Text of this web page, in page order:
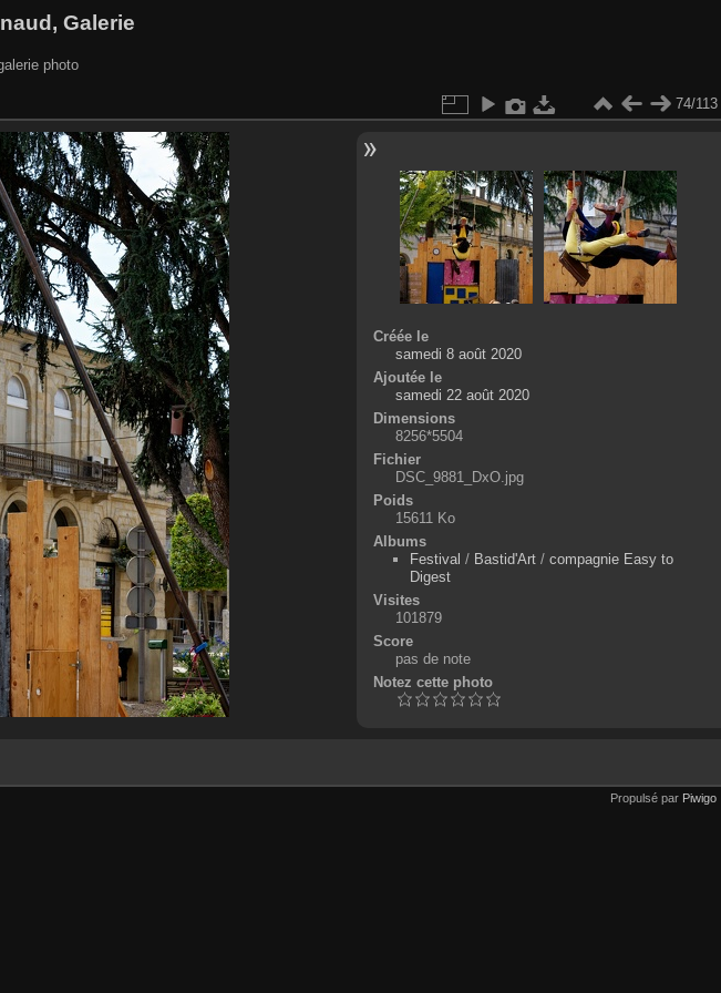
Galerie
photo
74/113
Créée le
samedi 8 août 2020
Ajoutée le
samedi 22 août 2020
Dimensions
8256*5504
Fichier
DSC_9881_DxO.jpg
Poids
15611 Ko
Albums
Festival / Bastid'Art/ compagnie Easy to
Digest
Visites
101879
Score
pas de note
Notez cette photo
Propulsé par Piwigo